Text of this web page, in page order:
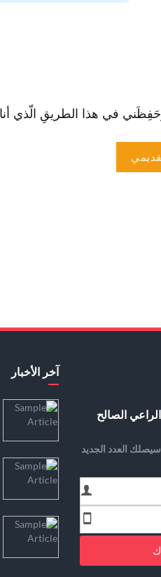
في هذا الطريقِ الّذي أنا
الصالح
العدد الجديد
آخر الأخبار